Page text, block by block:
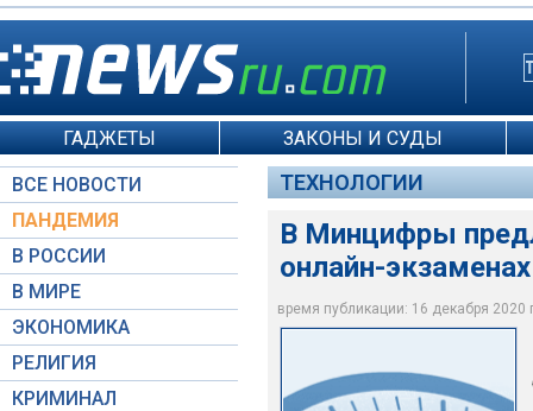
ГАДЖЕТЫ ЗАКОНЫ И СУДЫ
ВСЕ НОВОСТИ
ПАНДЕМИЯ
В РОССИИ
В МИРЕ
ЭКОНОМИКА
РЕЛИГИЯ
КРИМИНАЛ
ТЕХНОЛОГИИ
В Минцифры
онлайн-экзаменах
время публикации: 16 декабря 2020
artoleshko /